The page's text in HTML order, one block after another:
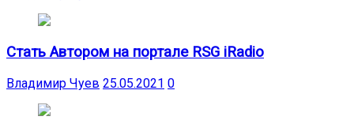
Стать Автором на портале RSG iRadio
Владимир Чуев 25.05.2021 0